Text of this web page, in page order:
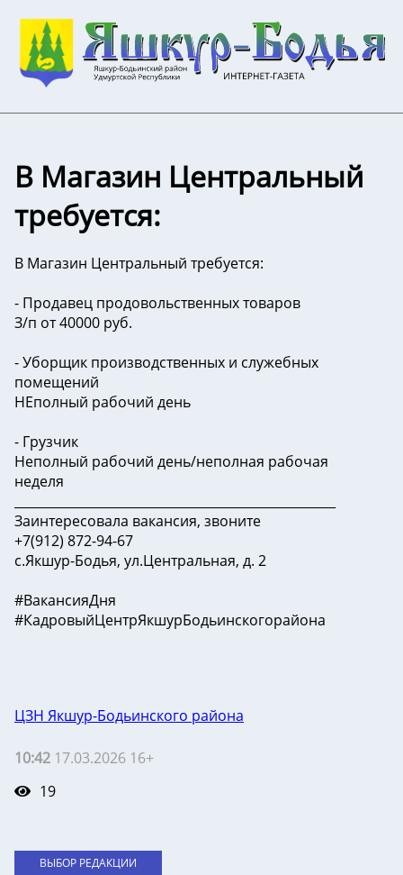
В Магазин Центральный
требуется:
В Магазин Центральный требуется:
- Продавец продовольственных товаров
З/п от 40000 руб.
- Уборщик производственных и служебных
помещений
НЕполный рабочий день
- Грузчик
Неполный рабочий день/неполная рабочая
неделя
Заинтересовала вакансия, звоните
+7(912) 872-94-67
с.Якшур-Бодья, ул.Центральная, д. 2
#ВакансияДня
#КадровыйЦентрЯкшурБодьинскогорайона
ЦЗН Якшур-Бодьинского района
10:42 17.03.2026 16+
19
ВЫБОР РЕДАКЦИИ